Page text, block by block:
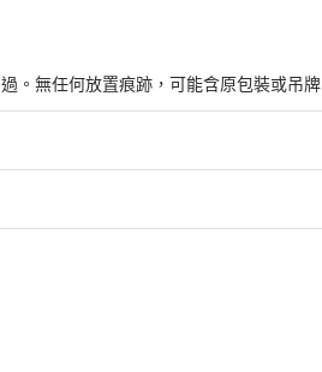
。無任何放置痕跡，可能含原包裝或吊牌